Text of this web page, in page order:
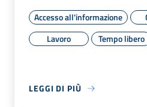
Accesso all'informazione
Lavoro
Tempo libero
LEGGI DI PIÙ